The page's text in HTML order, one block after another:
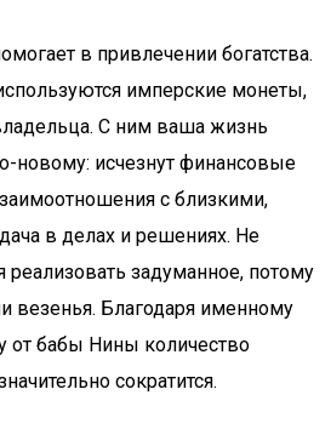
в привлечении богатства.
имперские монеты,
С ним ваша жизнь
новому: исчезнут финансовые
с близкими,
в делах и решениях. Не
реализовать задуманное, потому
везенья. Благодаря именному
от бабы Нины количество
сократится.